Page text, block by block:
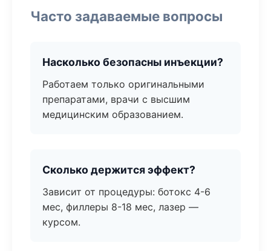
Часто задаваемые вопросы
Насколько безопасны инъекции?
Работаем только оригинальными
препаратами, врачи с высшим
медицинским образованием.
Сколько держится эффект?
Зависит от процедуры: ботокс 4-6
мес, филлеры 8-18 мес, лазер —
курсом.